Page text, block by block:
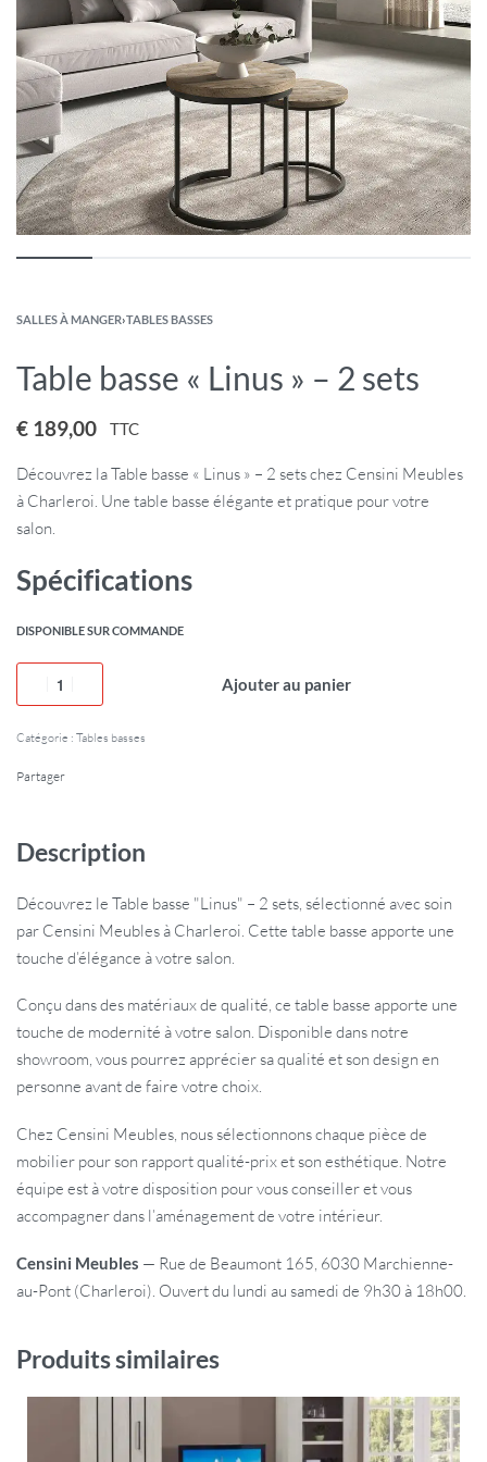
SALLES À MANGER›TABLES BASSES
Table basse « Linus » – 2 sets
€ 189,00 TTC
Découvrez la Table basse « Linus » – 2 sets chez Censini Meubles
à Charleroi. Une table basse élégante et pratique pour votre
salon.
Spécifications
DISPONIBLE SUR COMMANDE
Ajouter au panier
Catégorie : Tables basses
Partager
Description
Découvrez le Table basse "Linus" – 2 sets, sélectionné avec soin
par Censini Meubles à Charleroi. Cette table basse apporte une
touche d’élégance à votre salon.
Conçu dans des matériaux de qualité, ce table basse apporte une
touche de modernité à votre salon. Disponible dans notre
showroom, vous pourrez apprécier sa qualité et son design en
personne avant de faire votre choix.
Chez Censini Meubles, nous sélectionnons chaque pièce de
mobilier pour son rapport qualité-prix et son esthétique. Notre
équipe est à votre disposition pour vous conseiller et vous
accompagner dans l’aménagement de votre intérieur.
Censini Meubles — Rue de Beaumont 165, 6030 Marchienne-
au-Pont (Charleroi). Ouvert du lundi au samedi de 9h30 à 18h00.
Produits similaires